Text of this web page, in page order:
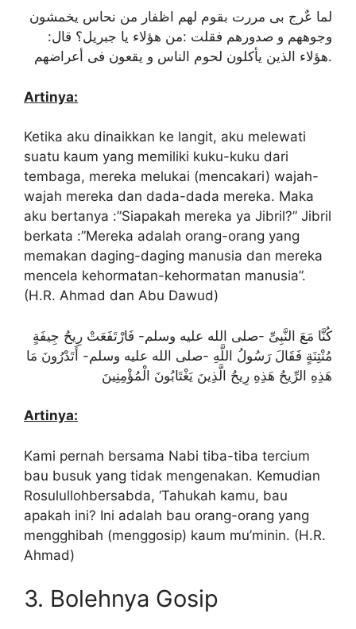
لما عٌرج بى مررت بقوم لهم اظفار من نحاس يخمشون
وجوههم و صدورهم فقلت :من هؤلاء يا جبريل؟ قال:
هؤلاء الذين يأكلون لحوم الناس و يقعون فى أعراضهم.
Artinya:
Ketika aku dinaikkan ke langit, aku melewati
suatu kaum yang memiliki kuku-kuku dari
tembaga, mereka melukai (mencakari) wajah-
wajah mereka dan dada-dada mereka. Maka
aku bertanya :”Siapakah mereka ya Jibril?” Jibril
berkata :”Mereka adalah orang-orang yang
memakan daging-daging manusia dan mereka
mencela kehormatan-kehormatan manusia”.
(H.R. Ahmad dan Abu Dawud)
كُنَّا مَعَ النَّبِىِّ -صلى الله عليه وسلم- فَارْتَفَعَتْ رِيحُ جِيفَةٍ
مُنْتِنَةٍ فَقَالَ رَسُولُ اللَّهِ -صلى الله عليه وسلم- أَتَدْرُونَ مَا
هَذِهِ الرِّيحُ هَذِهِ رِيحُ الَّذِينَ يَغْتَابُونَ الْمُؤْمِنِينَ
Artinya:
Kami pernah bersama Nabi tiba-tiba tercium
bau busuk yang tidak mengenakan. Kemudian
Rosulullohbersabda, ‘Tahukah kamu, bau
apakah ini? Ini adalah bau orang-orang yang
mengghibah (menggosip) kaum mu’minin. (H.R.
Ahmad)
3. Bolehnya Gosip